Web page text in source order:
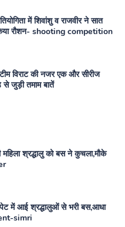
में शिवांशु व राजवीर ने सात
रौशन- shooting competition
विराट की नजर एक और सीरीज
जुड़ी तमाम बातें
महिला श्रद्धालु को बस ने कुचला,मौके
में आई श्रद्धालुओं से भरी बस,आधा
simri